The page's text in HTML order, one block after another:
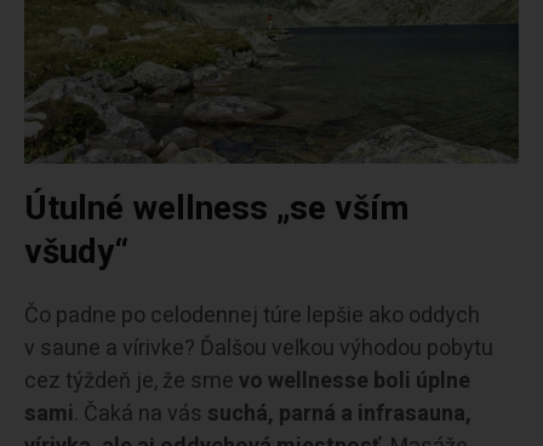
Útulné wellness „se vším
všudy“
Čo padne po celodennej túre lepšie ako oddych
v saune a vírivke? Ďalšou veľkou výhodou pobytu
cez týždeň je, že smevo wellnesse boli úplne
sami. Čaká na vás suchá, parná a infrasauna,